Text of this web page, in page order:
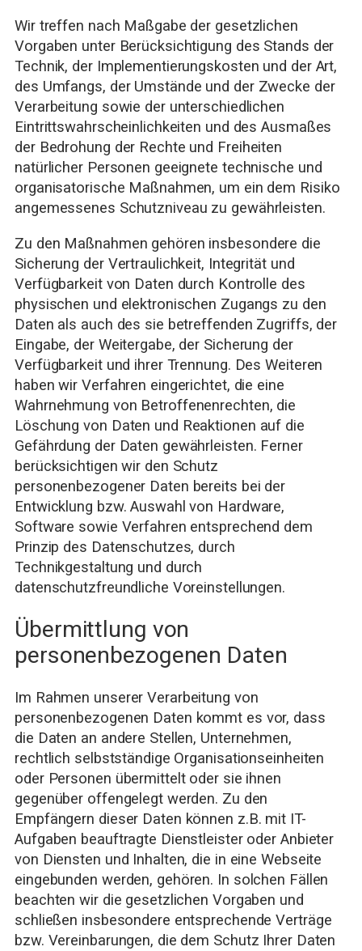
Wir treffen nach Maßgabe der gesetzlichen
Vorgaben unter Berücksichtigung des Stands der
Technik, der Implementierungskosten und der Art,
des Umfangs, der Umstände und der Zwecke der
Verarbeitung sowie der unterschiedlichen
Eintrittswahrscheinlichkeiten und des Ausmaßes
der Bedrohung der Rechte und Freiheiten
natürlicher Personen geeignete technische und
organisatorische Maßnahmen, um ein dem Risiko
angemessenes Schutzniveau zu gewährleisten.
Zu den Maßnahmen gehören insbesondere die
Sicherung der Vertraulichkeit, Integrität und
Verfügbarkeit von Daten durch Kontrolle des
physischen und elektronischen Zugangs zu den
Daten als auch des sie betreffenden Zugriffs, der
Eingabe, der Weitergabe, der Sicherung der
Verfügbarkeit und ihrer Trennung. Des Weiteren
haben wir Verfahren eingerichtet, die eine
Wahrnehmung von Betroffenenrechten, die
Löschung von Daten und Reaktionen auf die
Gefährdung der Daten gewährleisten. Ferner
berücksichtigen wir den Schutz
personenbezogener Daten bereits bei der
Entwicklung bzw. Auswahl von Hardware,
Software sowie Verfahren entsprechend dem
Prinzip des Datenschutzes, durch
Technikgestaltung und durch
datenschutzfreundliche Voreinstellungen.
Übermittlung von
personenbezogenen Daten
Im Rahmen unserer Verarbeitung von
personenbezogenen Daten kommt es vor, dass
die Daten an andere Stellen, Unternehmen,
rechtlich selbstständige Organisationseinheiten
oder Personen übermittelt oder sie ihnen
gegenüber offengelegt werden. Zu den
Empfängern dieser Daten können z.B. mit IT-
Aufgaben beauftragte Dienstleister oder Anbieter
von Diensten und Inhalten, die in eine Webseite
eingebunden werden, gehören. In solchen Fällen
beachten wir die gesetzlichen Vorgaben und
schließen insbesondere entsprechende Verträge
bzw. Vereinbarungen, die dem Schutz Ihrer Daten